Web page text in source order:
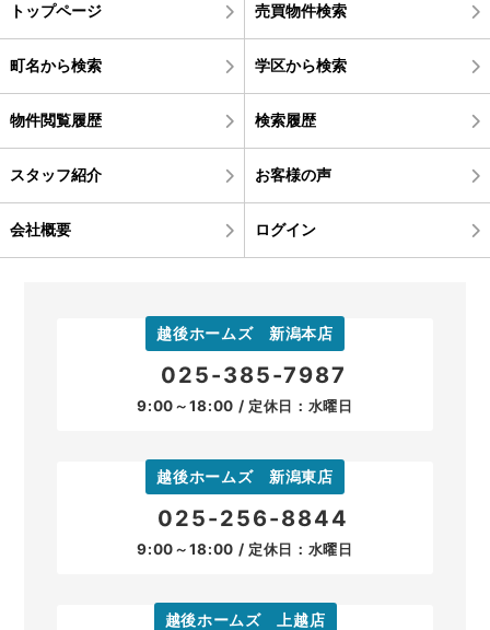
トップページ 売買物件検索
町名から検索 学区から検索
物件閲覧履歴 検索履歴
スタッフ紹介 お客様の声
会社概要 ログイン
越後ホームズ 新潟本店
025-385-7987
9:00～18:00 / 定休日：水曜日
越後ホームズ 新潟東店
025-256-8844
9:00～18:00 / 定休日：水曜日
越後ホームズ 上越店